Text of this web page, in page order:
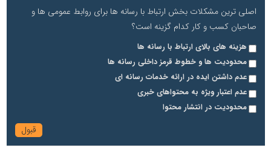
اصلی ترین مشکلات بخش ارتباط با رسانه ها برای روابط عمومی ها و
صاحبان کسب و کار کدام گزینه است؟
هزینه های بالای ارتباط با رسانه ها
محدودیت ها و خطوط قرمز داخلی رسانه ها
عدم داشتن ایده در ارائه خدمات رسانه ای
عدم اعتبار ویژه به محتواهای خبری
محدودیت در انتشار محتوا